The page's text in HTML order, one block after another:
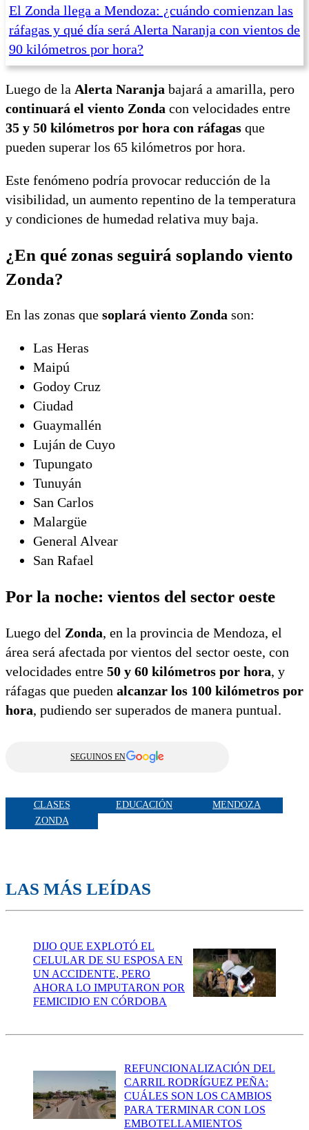
El Zonda llega a Mendoza: ¿cuándo comienzan las
ráfagas y qué día será Alerta Naranja con vientos de
90 kilómetros por hora?
Luego de la Alerta Naranja bajará a amarilla, pero
continuará el viento Zonda con velocidades entre
35 y 50 kilómetros por hora con ráfagas que
pueden superar los 65 kilómetros por hora.
Este fenómeno podría provocar reducción de la
visibilidad, un aumento repentino de la temperatura
y condiciones de humedad relativa muy baja.
¿En qué zonas seguirá soplando viento
Zonda?
En las zonas que soplará viento Zonda son:
Las Heras
Maipú
Godoy Cruz
Ciudad
Guaymallén
Luján de Cuyo
Tupungato
Tunuyán
San Carlos
Malargüe
General Alvear
San Rafael
Por la noche: vientos del sector oeste
Luego del Zonda, en la provincia de Mendoza, el
área será afectada por vientos del sector oeste, con
velocidades entre 50 y 60 kilómetros por hora, y
ráfagas que pueden alcanzar los 100 kilómetros por
hora, pudiendo ser superados de manera puntual.
SEGUINOS EN
CLASES EDUCACIÓN
MENDOZA
ZONDA
LAS MÁS LEÍDAS
DIJO QUE EXPLOTÓ EL
CELULAR DE SU ESPOSA EN
UN ACCIDENTE, PERO
AHORA LO IMPUTARON POR
FEMICIDIO EN CÓRDOBA
REFUNCIONALIZACIÓN DEL
CARRIL RODRÍGUEZ PEÑA:
CUÁLES SON LOS CAMBIOS
PARA TERMINAR CON LOS
EMBOTELLAMIENTOS